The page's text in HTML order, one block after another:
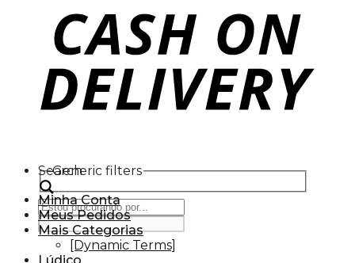
Search
Generic filters
Minha Conta
Meus Pedidos
Mais Categorias
[Dynamic Terms]